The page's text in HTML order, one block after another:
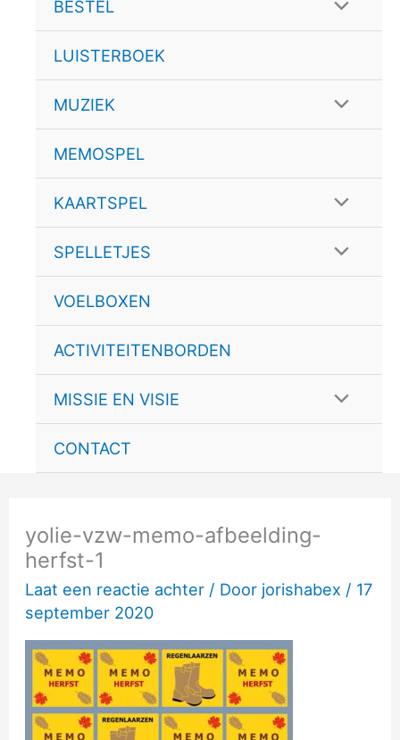
BESTEL Menu
LUISTERBOEK
MUZIEK Menu
MEMOSPEL
KAARTSPEL Menu
SPELLETJES Menu
VOELBOXEN
ACTIVITEITENBORDEN
MISSIE EN VISIE Menu
CONTACT
yolie-vzw-memo-afbeelding-
herfst-1
Laat een reactie achter / Door jorishabex / 17
september 2020